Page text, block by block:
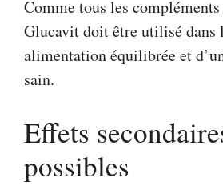
Comme tous les
Glucavit doit être utilisé dans
alimentation équilibrée et
sain.
Effets
possibles